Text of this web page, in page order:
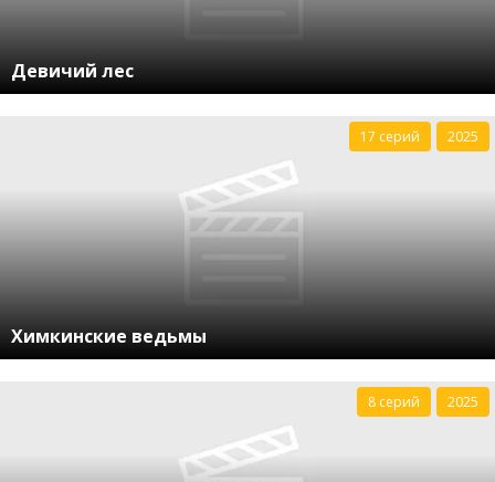
Девичий лес
Химкинские ведьмы
17 серий 2025
8 серий 2025